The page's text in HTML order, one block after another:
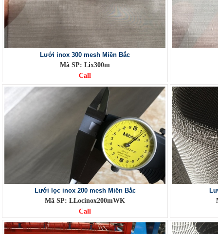
Lưới inox 300 mesh Miền Bắc
Mã SP: Lix300m
Call
Lưới lọc inox 200 mesh Miền Bắc
Mã SP: LLocinox200mWK
Call